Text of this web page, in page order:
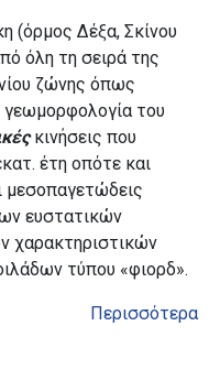
(όρμος Δέξα, Σκίνου
όλη τη σειρά της
ζώνης όπως
γεωμορφολογία του
κινήσεις που
έτη οπότε και
μεσοπαγετώδεις
ευστατικών
χαρακτηριστικών
τύπου «φιορδ».
Περισσότερα